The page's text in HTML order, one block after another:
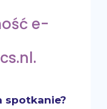
e-
spotkanie?